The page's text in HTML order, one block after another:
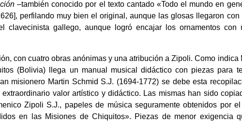
–también conocido por el texto cantado «Todo el mundo en
perfilando muy bien el original, aunque las glosas llegaron con
gallego, aunque logró encajar los ornamentos con
con cuatro obras anónimas y una atribución a Zipoli. Como indica
(Bolivia) llega un manual musical didáctico con piezas para
misionero Martin Schmid S.J. (1694-1772) se debe esta
valor artístico y didáctico. Las mismas han sido
Zipoli S.J., papeles de música seguramente obtenidos por
en las Misiones de Chiquitos». Piezas de menor exigencia